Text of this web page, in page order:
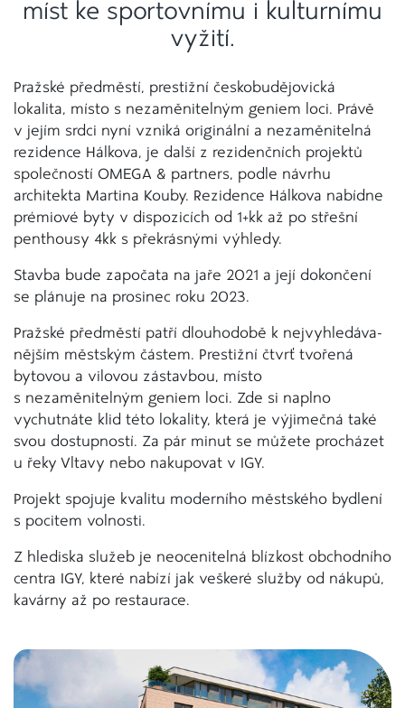
míst ke sportovnímu i kulturnímu
vyžití.
Pražské předměstí, prestižní českobudějovická
lokalita, místo s nezaměnitelným geniem loci. Právě
v jejím srdci nyní vzniká originální a nezaměnitelná
rezidence Hálkova, je další z rezidenčních projektů
společností OMEGA & partners, podle návrhu
architekta Martina Kouby. Rezidence Hálkova nabídne
prémiové byty v dispozicích od 1+kk až po střešní
penthousy 4kk s překrásnými výhledy.
Stavba bude započata na jaře 2021 a její dokončení
se plánuje na prosinec roku 2023.
Pražské předměstí patří dlouhodobě k nejvyhledáva­
nějším městským částem. Prestižní čtvrť tvořená
bytovou a vilovou zástavbou, místo
s nezaměnitelným geniem loci. Zde si naplno
vychutnáte klid této lokality, která je výjimečná také
svou dostupností. Za pár minut se můžete procházet
u řeky Vltavy nebo nakupovat v IGY.
Projekt spojuje kvalitu moderního městského bydlení
s pocitem volnosti.
Z hlediska služeb je neocenitelná blízkost obchodního
centra IGY, které nabízí jak veškeré služby od nákupů,
kavárny až po restaurace.